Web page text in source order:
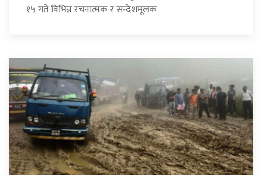
१५ गते विभिन्न रचनात्मक र सन्देशमूलक